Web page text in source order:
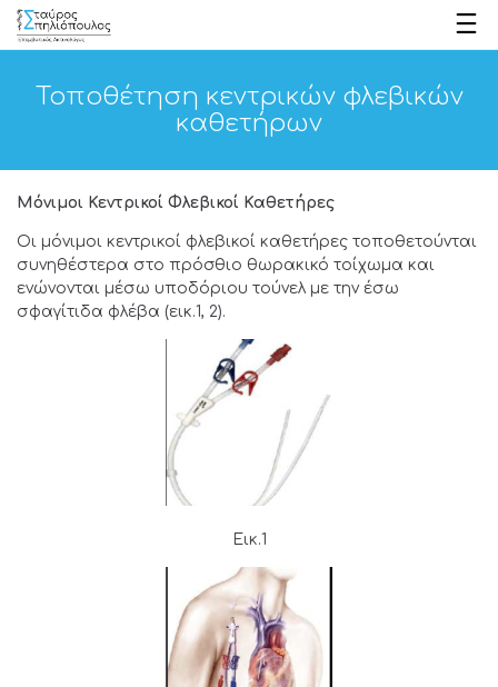
Τοποθέτηση κεντρικών φλεβικών
καθετήρων
Μόνιμοι Κεντρικοί Φλεβικοί Καθετήρες
Οι μόνιμοι κεντρικοί φλεβικοί καθετήρες τοποθετούνται
συνηθέστερα στο πρόσθιο θωρακικό τοίχωμα και
ενώνονται μέσω υποδόριου τούνελ με την έσω
σφαγίτιδα φλέβα (εικ.1, 2).
Εικ.1